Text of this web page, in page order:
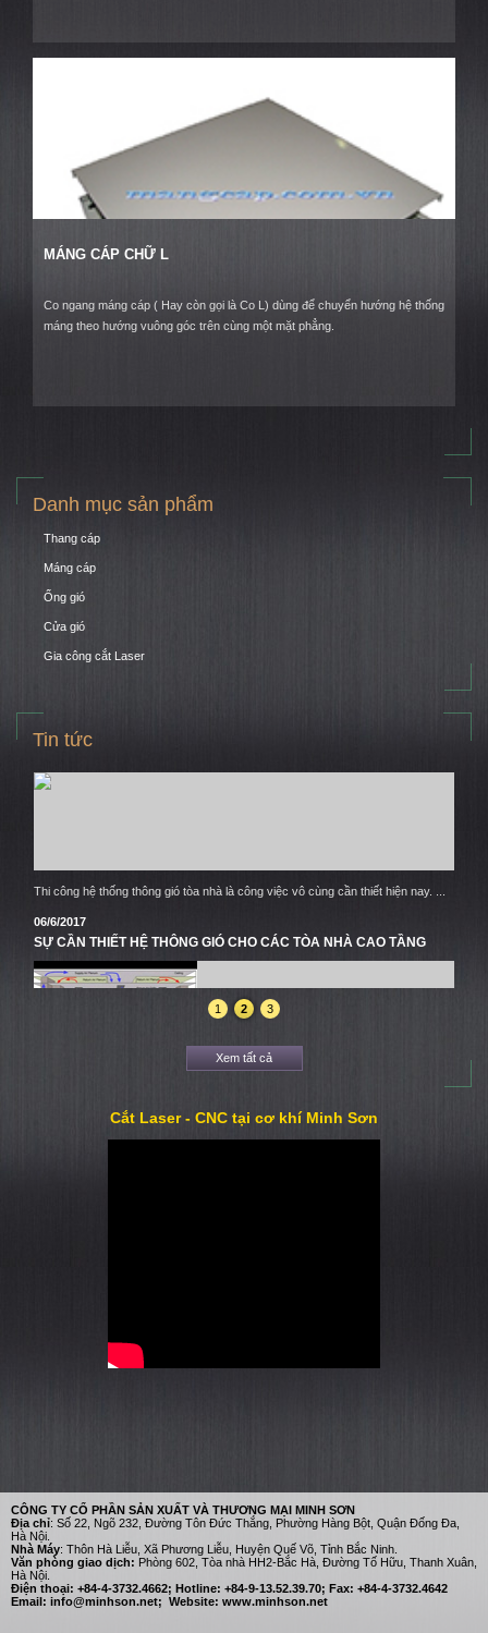
MÁNG CÁP CHỮ L
Co ngang máng cáp ( Hay còn gọi là Co L) dùng để chuyển hướng hệ thống
máng theo hướng vuông góc trên cùng một mặt phẳng.
Danh mục sản phẩm
Thang cáp
Máng cáp
Ống gió
Cửa gió
Gia công cắt Laser
Tin tức
06/6/2017
Thi công hệ thống thông gió tòa nhà là công việc vô cùng cần thiết hiện nay. ...
18/9/2017
HÀNH TRONG TRANG TRÍ NỘI THẤT (PHẦN 1)
06/6/2017
Thi công hệ thống thông gió tòa nhà là công việc vô cùng cần thiết hiện nay. ...
06/6/2017
SỰ CẦN THIẾT HỆ THÔNG GIÓ CHO CÁC TÒA NHÀ CAO TẦNG
TẤM VÁCH NGĂN NGHỆ THUẬT ĐANG LÀ XU HƯỚNG THỊNH
1 2 3
Xem tất cả
Cắt Laser - CNC tại cơ khí Minh Sơn
CÔNG TY CỔ PHẦN SẢN XUẤT VÀ THƯƠNG MẠI MINH SƠN
Địa chỉ: Số 22, Ngõ 232, Đường Tôn Đức Thắng, Phường Hàng Bột, Quận Đống Đa,
Hà Nội.
Nhà Máy: Thôn Hà Liễu, Xã Phương Liễu, Huyện Quế Võ, Tỉnh Bắc Ninh.
Văn phòng giao dịch: Phòng 602, Tòa nhà HH2-Bắc Hà, Đường Tố Hữu, Thanh Xuân,
Hà Nội.
Điện thoại: +84-4-3732.4662; Hotline: +84-9-13.52.39.70; Fax: +84-4-3732.4642
Email: info@minhson.net; Website: www.minhson.net